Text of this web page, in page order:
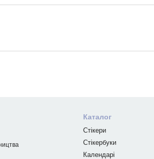
Каталог
Стікери
Стікербуки
Календарі